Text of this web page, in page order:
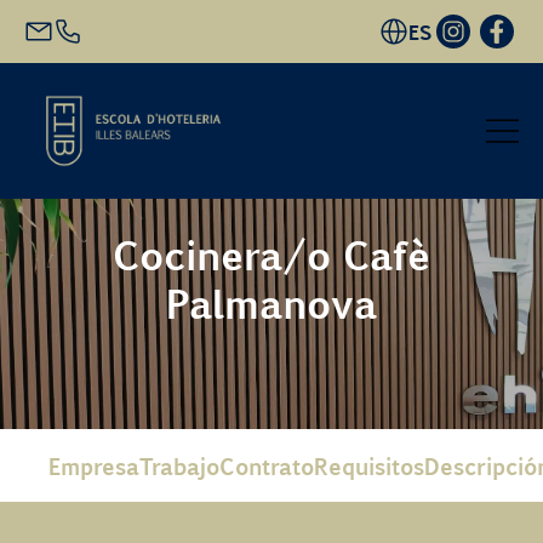
ES
Inicio
Oferta académica
Futuro alumnado
Cocinera/o Cafè
Palmanova
EmpresaTrabajoContratoRequisitos